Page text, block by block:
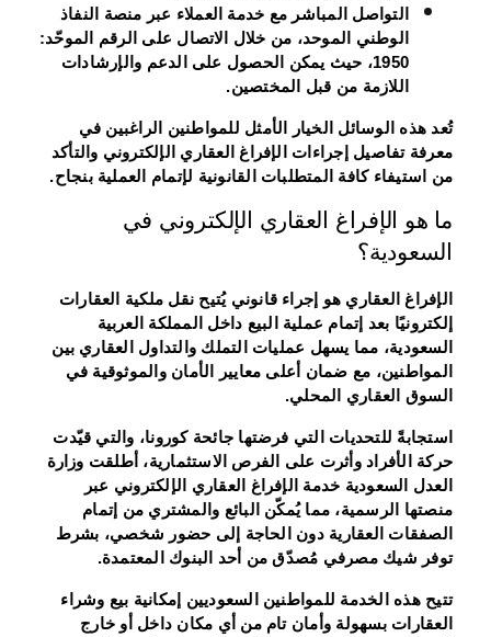
التواصل المباشر مع خدمة العملاء عبر منصة النفاذ
الوطني الموحد، من خلال الاتصال على الرقم الموحّد:
1950، حيث يمكن الحصول على الدعم والإرشادات
اللازمة من قبل المختصين.
تُعد هذه الوسائل الخيار الأمثل للمواطنين الراغبين في
معرفة تفاصيل إجراءات الإفراغ العقاري الإلكتروني والتأكد
من استيفاء كافة المتطلبات القانونية لإتمام العملية بنجاح.
ما هو الإفراغ العقاري الإلكتروني في
السعودية؟
الإفراغ العقاري هو إجراء قانوني يُتيح نقل ملكية العقارات
إلكترونيًا بعد إتمام عملية البيع داخل المملكة العربية
السعودية، مما يسهل عمليات التملك والتداول العقاري بين
المواطنين، مع ضمان أعلى معايير الأمان والموثوقية في
السوق العقاري المحلي.
استجابةً للتحديات التي فرضتها جائحة كورونا، والتي قيّدت
حركة الأفراد وأثرت على الفرص الاستثمارية، أطلقت وزارة
العدل السعودية خدمة الإفراغ العقاري الإلكتروني عبر
منصتها الرسمية، مما يُمكّن البائع والمشتري من إتمام
الصفقات العقارية دون الحاجة إلى حضور شخصي، بشرط
توفر شيك مصرفي مُصدّق من أحد البنوك المعتمدة.
تتيح هذه الخدمة للمواطنين السعوديين إمكانية بيع وشراء
العقارات بسهولة وأمان تام من أي مكان داخل أو خارج